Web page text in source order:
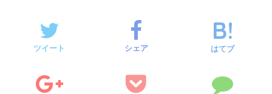
ツイート シェア はてブ